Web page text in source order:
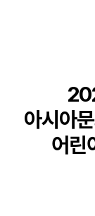
아시아
어린